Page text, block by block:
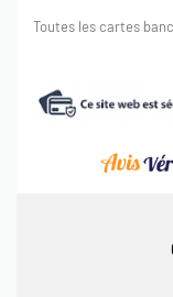
Toutes les cartes